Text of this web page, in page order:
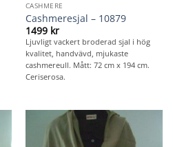
CASHMERE
Cashmeresjal – 10879
1499 kr
Ljuvligt vackert broderad sjal i hög
kvalitet, handvävd, mjukaste
cashmereull. Mått: 72 cm x 194 cm.
Ceriserosa.